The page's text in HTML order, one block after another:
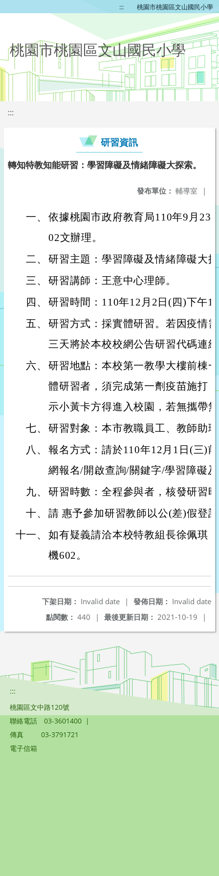
::: 桃園市桃園區文山國民小學
桃園市桃園區文山國民小學
:::
研習資訊
轉知特教知能研習：學習障礙及情緒障礙大探索。
發布單位： 輔導室 |
一、 依據桃園市政府教育局110年9月23
02文辦理。
二、 研習主題：學習障礙及情緒障礙大
三、 研習講師：王意中心理師。
四、 研習時間：110年12月2日(四)下午
五、 研習方式：採實體研習。若因疫情
三天將於本校校網公告研習代碼連
六、 研習地點：本校第一教學大樓前棟
體研習者，須完成第一劑疫苗施打
示小黃卡方得進入校園，若無攜帶
七、 研習對象：本市教職員工、教師助
八、 報名方式：請於110年12月1日(三)
網報名/開啟查詢/關鍵字/學習障礙
九、 研習時數：全程參與者，核發研習
十、 請 惠予參加研習教師以公(差)假登
十一、 如有疑義請洽本校特教組長徐佩琪
機602。
發佈日期： Invalid date
下架日期： Invalid date
|
最後更新日期： 2021-10-19 |
點閱數： 440 |
:::
桃園區文中路120號
聯絡電話
03-3601400 |
傳真
03-3791721
電子信箱